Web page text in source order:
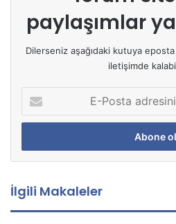
paylaşımlar
Dilerseniz aşağıdaki kutuya
iletişimde
P
s
a
d
İlgili Makaleler